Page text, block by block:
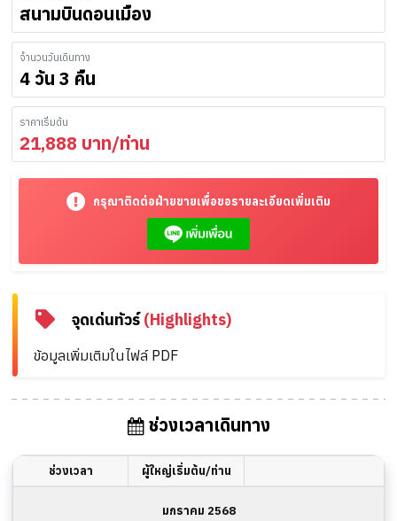
สนามบินดอนเมือง
จำนวนวันเดินทาง
4 วัน 3 คืน
ราคาเริ่มต้น
21,888 บาท/ท่าน
กรุณาติดต่อฝ่ายขายเพื่อขอรายละเอียดเพิ่มเติม
จุดเด่นทัวร์(Highlights)
ข้อมูลเพิ่มเติมในไฟล์ PDF
ช่วงเวลาเดินทาง
ช่วงเวลา ผู้ใหญ่เริ่มต้น/ท่าน
มกราคม 2568